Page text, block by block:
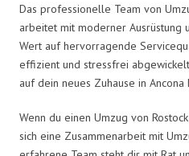
Das professionelle Team von
arbeitet mit moderner Ausrüstung
Wert auf hervorragende
effizient und stressfrei
auf dein neues Zuhause in Ancona
Wenn du einen Umzug von
sich eine Zusammenarbeit mit